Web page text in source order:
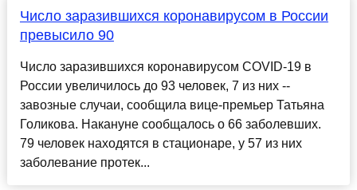
Число заразившихся коронавирусом в России
превысило 90
Число заразившихся коронавирусом COVID-19 в
России увеличилось до 93 человек, 7 из них --
завозные случаи, сообщила вице-премьер Татьяна
Голикова. Накануне сообщалось о 66 заболевших.
79 человек находятся в стационаре, у 57 из них
заболевание протек...